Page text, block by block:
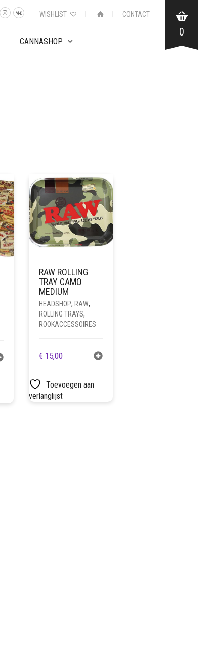
WISHLIST CONTACT
0
CANNASHOP
RAW ROLLING
TRAY CAMO
MEDIUM
HEADSHOP, RAW,
ROLLING TRAYS,
ROOKACCESSOIRES
€ 15,00
Toevoegen aan
verlanglijst